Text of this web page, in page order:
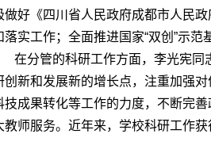
做好《四川省人民政府成都市人民
落实工作；全面推进国家“双创”示
在分管的科研工作方面，李光宪同
创新和发展新的增长点，注重加强
技成果转化等工作的力度，不断完
教师服务。近年来，学校科研工作